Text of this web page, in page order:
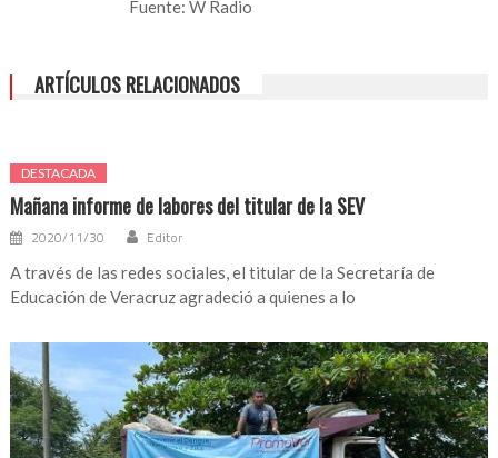
Fuente: W Radio
ARTÍCULOS RELACIONADOS
DESTACADA
Mañana informe de labores del titular de la SEV
2020/11/30 Editor
A través de las redes sociales, el titular de la Secretaría de
Educación de Veracruz agradeció a quienes a lo